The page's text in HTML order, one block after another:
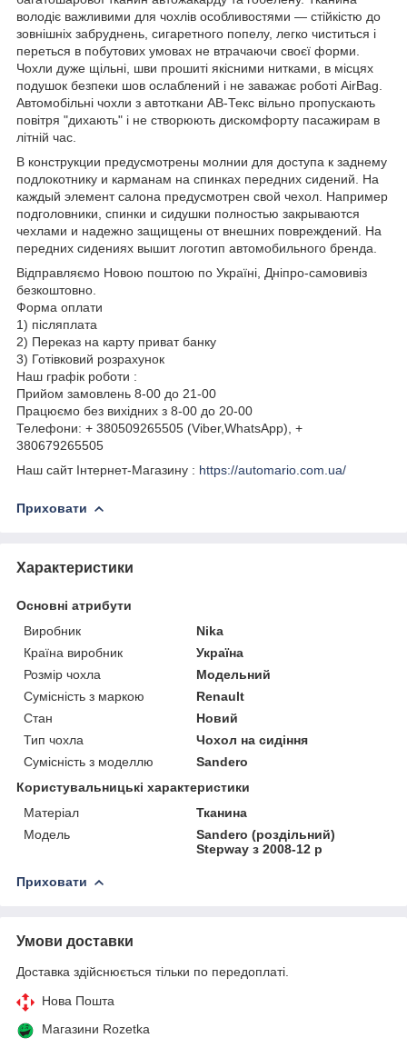
володіє важливими для чохлів особливостями — стійкістю до
зовнішніх забруднень, сигаретного попелу, легко чиститься і
переться в побутових умовах не втрачаючи своєї форми.
Чохли дуже щільні, шви прошиті якісними нитками, в місцях
подушок безпеки шов ослаблений і не заважає роботі AirBag.
Автомобільні чохли з автоткани АВ-Текс вільно пропускають
повітря "дихають" і не створюють дискомфорту пасажирам в
літній час.
В конструкции предусмотрены молнии для доступа к заднему
подлокотнику и карманам на спинках передних сидений. На
каждый элемент салона предусмотрен свой чехол. Например
подголовники, спинки и сидушки полностью закрываются
чехлами и надежно защищены от внешних повреждений. На
передних сидениях вышит логотип автомобильного бренда.
Відправляємо Новою поштою по Україні, Дніпро-самовивіз
безкоштовно.
Форма оплати
1) післяплата
2) Переказ на карту приват банку
3) Готівковий розрахунок
Наш графік роботи :
Прийом замовлень 8-00 до 21-00
Працюємо без вихідних з 8-00 до 20-00
Телефони: + 380509265505 (Viber,WhatsApp), +
380679265505
Наш сайт Інтернет-Магазину : https://automario.com.ua/
Приховати
Характеристики
Основні атрибути
Виробник
Nika
Країна виробник
Україна
Розмір чохла
Модельний
Сумісність з маркою
Renault
Стан
Новий
Тип чохла
Чохол на сидіння
Сумісність з моделлю
Sandero
Користувальницькі характеристики
Матеріал
Тканина
Модель
Sandero (роздільний)
Stepway з 2008-12 р
Приховати
Умови доставки
Доставка здійснюється тільки по передоплаті.
Нова Пошта
Магазини Rozetka